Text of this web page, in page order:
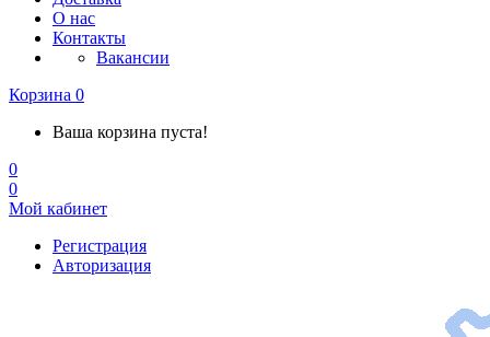
О нас
Контакты
Вакансии
Корзина 0
Ваша корзина пуста!
0
0
Мой кабинет
Регистрация
Авторизация